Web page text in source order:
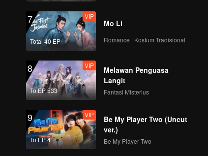
7
Total 40 EP
VIP
Mo Li
Romance · Kostum Tradisional
8
To EP 533
VIP
Melawan Penguasa
Langit
Fantasi Misterius
9
To EP 4
VIP
Be My Player Two (Uncut
ver.)
Be My Player Two